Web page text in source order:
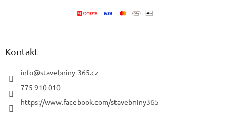
Kontakt
info@stavebniny-365.cz
775 910 010
https://www.facebook.com/stavebniny365